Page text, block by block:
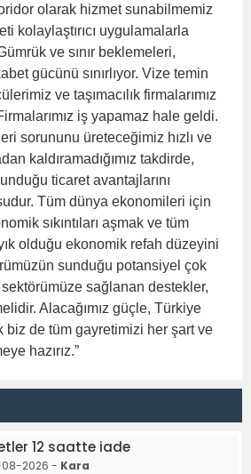
olarak hizmet sunabilmemiz
kolaylaştırıcı uygulamalarla
ve sınır beklemeleri,
gücünü sınırlıyor. Vize temin
ve taşımacılık firmalarımız
iş yapamaz hale geldi.
sorununu üreteceğimiz hızlı ve
kaldıramadığımız takdirde,
ticaret avantajlarını
Tüm dünya ekonomileri için
sıkıntıları aşmak ve tüm
olduğu ekonomik refah düzeyini
sunduğu potansiyel çok
sağlanan destekler,
Alacağımız güçle, Türkiye
biz de tüm gayretimizi her şart ve
hazırız.”
12 saatte iade
2026 - Kara